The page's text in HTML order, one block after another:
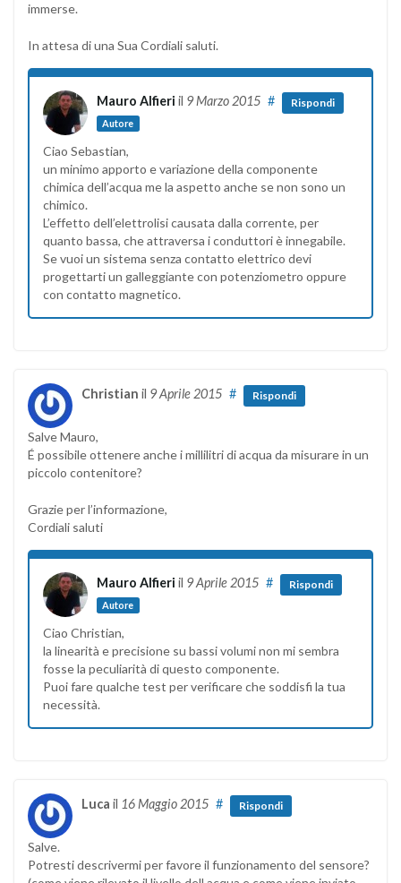
immerse.
In attesa di una Sua Cordiali saluti.
Mauro Alfieri il 9 Marzo 2015
Autore
# Rispondi
Ciao Sebastian,
un minimo apporto e variazione della componente
chimica dell’acqua me la aspetto anche se non sono un
chimico.
L’effetto dell’elettrolisi causata dalla corrente, per
quanto bassa, che attraversa i conduttori è innegabile.
Se vuoi un sistema senza contatto elettrico devi
progettarti un galleggiante con potenziometro oppure
con contatto magnetico.
Christian il 9 Aprile 2015 # Rispondi
Salve Mauro,
É possibile ottenere anche i millilitri di acqua da misurare in un
piccolo contenitore?
Grazie per l’informazione,
Cordiali saluti
Mauro Alfieri il 9 Aprile 2015
Autore
# Rispondi
Ciao Christian,
la linearità e precisione su bassi volumi non mi sembra
fosse la peculiarità di questo componente.
Puoi fare qualche test per verificare che soddisfi la tua
necessità.
Luca il 16 Maggio 2015 # Rispondi
Salve.
Potresti descrivermi per favore il funzionamento del sensore?